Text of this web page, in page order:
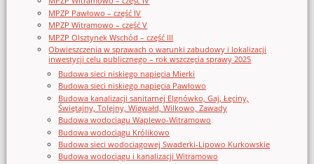
MPZP Pawłowo – część IV
MPZP Witramowo – część V
MPZP Olsztynek Wschód – część III
Obwieszczenia w sprawach o warunki zabudowy i lokalizacji
inwestycji celu publicznego – rok wszczęcia sprawy 2025
Budowa sieci niskiego napięcia Mierki
Budowa sieci niskiego napięcia Pawłowo
Budowa kanalizacji sanitarnej Elgnówko, Gaj, Łęciny,
Świętajny, Tolejny, Wigwałd, Wilkowo, Zawady
Budowa wodociągu Waplewo-Witramowo
Budowa wodociągu Królikowo
Budowa sieci wodociągowej Swaderki-Lipowo Kurkowskie
Budowa wodociągu i kanalizacji Witramowo